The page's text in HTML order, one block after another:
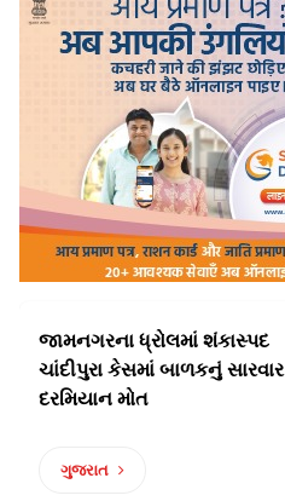
જામનગરના ધ્રોલમાં શંકાસ્પદ
ચાંદીપુરા કેસમાં બાળકનું સારવાર
દરમિયાન મોત
ગુજરાત